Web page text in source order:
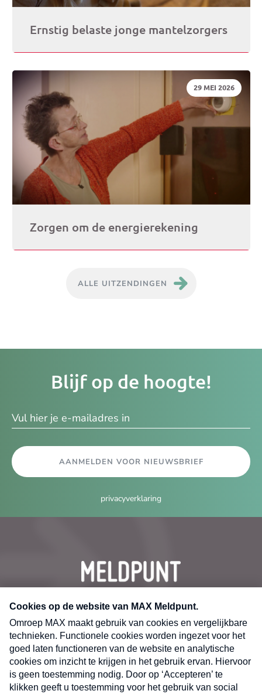
Ernstig belaste jonge mantelzorgers
DATUM:
29 MEI 2026
Zorgen om de energierekening
ALLE UITZENDINGEN
Blijf op de hoogte!
AANMELDEN VOOR NIEUWSBRIEF
privacyverklaring
CONTACT
Volg ons op